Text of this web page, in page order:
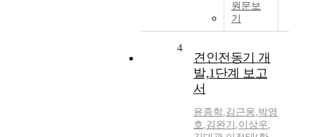
원문보
기
4
견인전동기 개
발,1단계 보고
서
윤종학,김근웅,박영
호,김완기 ,이상우,